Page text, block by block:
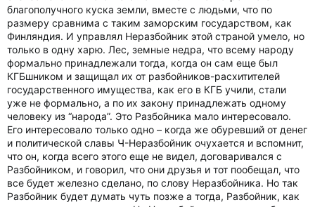
благополучного куска земли, вместе с людьми, что по
размеру сравнима с таким заморским государством, как
Финляндия. И управлял Неразбойник этой страной умело, но
только в одну харю. Лес, земные недра, что всему народу
формально принадлежали тогда, когда он сам еще был
КГБшником и защищал их от разбойников-расхитителей
государственного имущества, как его в КГБ учили, стали
уже не формально, а по их закону принадлежать одному
человеку из “народа”. Это Разбойника мало интересовало.
Его интересовало только одно – когда же обуревший от денег
и политической славы Ч-Неразбойник очухается и вспомнит,
что он, когда всего этого еще не видел, договаривался с
Разбойником, и говорил, что они друзья и тот пообещал, что
все будет железно сделано, по слову Неразбойника. Но так
Разбойник будет думать чуть позже а тогда, Разбойник, как